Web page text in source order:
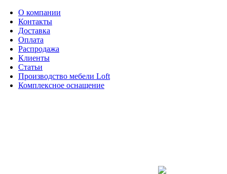
О компании
Контакты
Доставка
Оплата
Распродажа
Клиенты
Статьи
Производство мебели Loft
Комплексное оснащение